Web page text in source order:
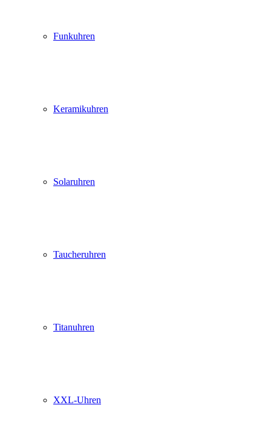
Funkuhren
Keramikuhren
Solaruhren
Taucheruhren
Titanuhren
XXL-Uhren